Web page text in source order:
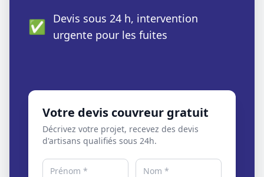
✅ Devis sous 24 h, intervention
urgente pour les fuites
Votre devis couvreur gratuit
Décrivez votre projet, recevez des devis
d'artisans qualifiés sous 24h.